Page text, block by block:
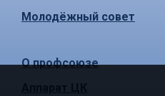
Молодёжный совет
О профсоюзе